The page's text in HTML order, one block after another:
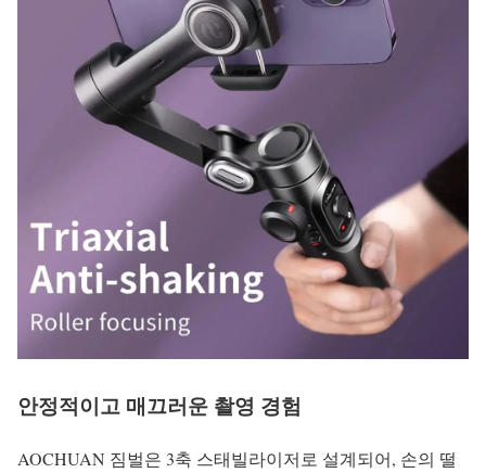
안정적이고 매끄러운 촬영 경험
AOCHUAN 짐벌은 3축 스태빌라이저로 설계되어, 손의 떨